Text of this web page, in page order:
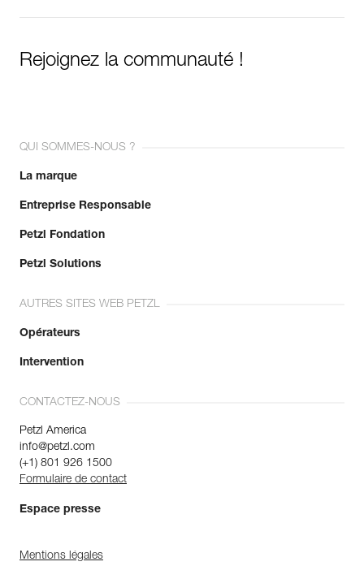
Rejoignez la communauté !
QUI SOMMES-NOUS ?
La marque
Entreprise Responsable
Petzl Fondation
Petzl Solutions
AUTRES SITES WEB PETZL
Opérateurs
Intervention
CONTACTEZ-NOUS
Petzl America
info@petzl.com
(+1) 801 926 1500
Formulaire de contact
Espace presse
Mentions légales